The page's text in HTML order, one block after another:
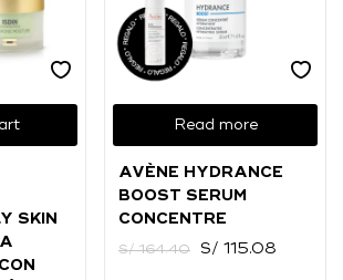
SKIN
Read more
AVÈNE HYDRANCE
BOOST SERUM
CONCENTRE
S/164.40 S/ 115.08